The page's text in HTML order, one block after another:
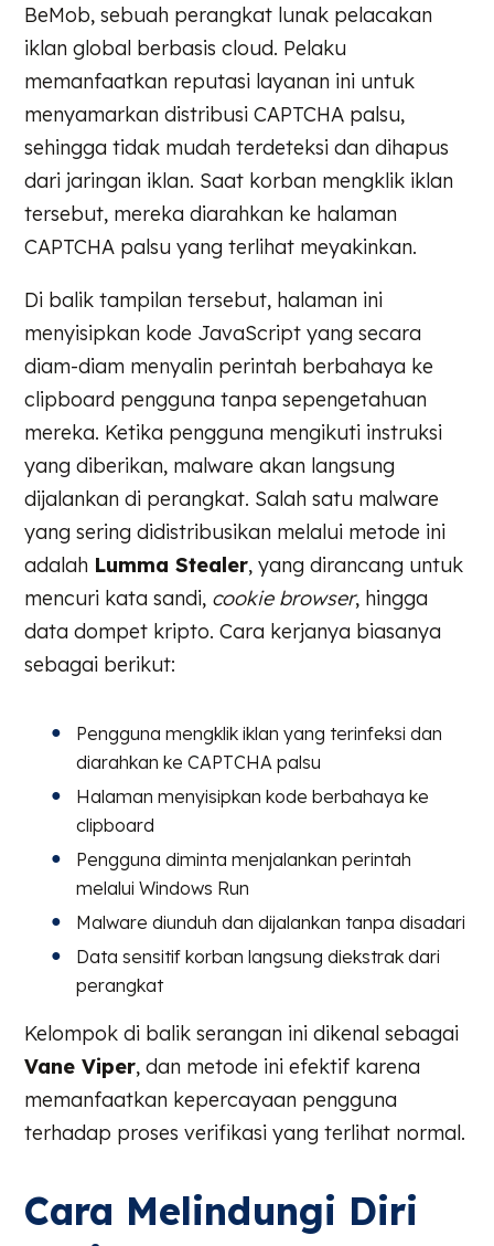
BeMob, sebuah perangkat lunak pelacakan
iklan global berbasis cloud. Pelaku
memanfaatkan reputasi layanan ini untuk
menyamarkan distribusi CAPTCHA palsu,
sehingga tidak mudah terdeteksi dan dihapus
dari jaringan iklan. Saat korban mengklik iklan
tersebut, mereka diarahkan ke halaman
CAPTCHA palsu yang terlihat meyakinkan.
Di balik tampilan tersebut, halaman ini
menyisipkan kode JavaScript yang secara
diam-diam menyalin perintah berbahaya ke
clipboard pengguna tanpa sepengetahuan
mereka. Ketika pengguna mengikuti instruksi
yang diberikan, malware akan langsung
dijalankan di perangkat. Salah satu malware
yang sering didistribusikan melalui metode ini
adalah Lumma Stealer, yang dirancang untuk
mencuri kata sandi, cookie browser, hingga
data dompet kripto. Cara kerjanya biasanya
sebagai berikut:
Pengguna mengklik iklan yang terinfeksi dan
diarahkan ke CAPTCHA palsu
Halaman menyisipkan kode berbahaya ke
clipboard
Pengguna diminta menjalankan perintah
melalui Windows Run
Malware diunduh dan dijalankan tanpa disadari
Data sensitif korban langsung diekstrak dari
perangkat
Kelompok di balik serangan ini dikenal sebagai
Vane Viper, dan metode ini efektif karena
memanfaatkan kepercayaan pengguna
terhadap proses verifikasi yang terlihat normal.
Cara Melindungi Diri